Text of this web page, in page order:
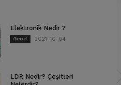
Elektronik Nedir ?
Genel 2021-10-04
LDR Nedir? Çeşitleri